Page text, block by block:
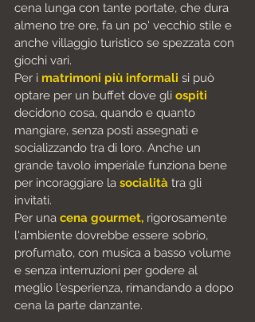
cena lunga con tante portate, che dura
almeno tre ore, fa un po' vecchio stile e
anche villaggio turistico se spezzata con
giochi vari.
Per i matrimoni più informali si può
optare per un buffet dove gli ospiti
decidono cosa, quando e quanto
mangiare, senza posti assegnati e
socializzando tra di loro. Anche un
grande tavolo imperiale funziona bene
per incoraggiare la socialità tra gli
invitati.
Per una cena gourmet, rigorosamente
l'ambiente dovrebbe essere sobrio,
profumato, con musica a basso volume
e senza interruzioni per godere al
meglio l'esperienza, rimandando a dopo
cena la parte danzante.